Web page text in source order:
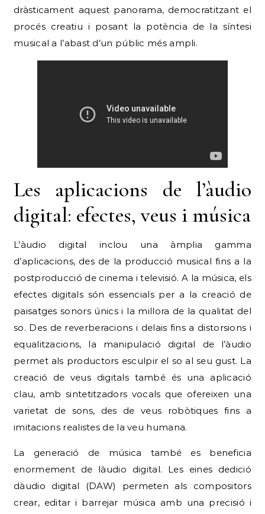
dràsticament aquest panorama, democratitzant el
procés creatiu i posant la potència de la síntesi
musical a l’abast d’un públic més ampli.
Les aplicacions de l’àudio
digital: efectes, veus i música
L’àudio digital inclou una àmplia gamma
d’aplicacions, des de la producció musical fins a la
postproducció de cinema i televisió. A la música, els
efectes digitals són essencials per a la creació de
paisatges sonors únics i la millora de la qualitat del
so. Des de reverberacions i delais fins a distorsions i
equalitzacions, la manipulació digital de l’àudio
permet als productors esculpir el so al seu gust. La
creació de veus digitals també és una aplicació
clau, amb sintetitzadors vocals que ofereixen una
varietat de sons, des de veus robòtiques fins a
imitacions realistes de la veu humana.
La generació de música també es beneficia
enormement de làudio digital. Les eines dedició
dàudio digital (DAW) permeten als compositors
crear, editar i barrejar música amb una precisió i